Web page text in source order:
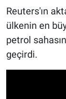
Reuters'ın
ülkenin en
petrol
geçirdi.